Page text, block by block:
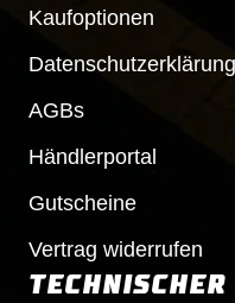
Kaufoptionen
Datenschutzerklärung
AGBs
Händlerportal
Gutscheine
Vertrag widerrufen